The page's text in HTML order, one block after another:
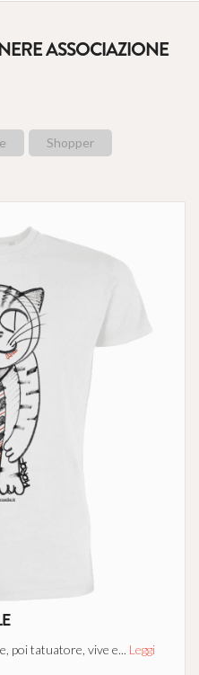
ASSOCIAZIONE
Shopper
poi tatuatore, vive e... Leggi